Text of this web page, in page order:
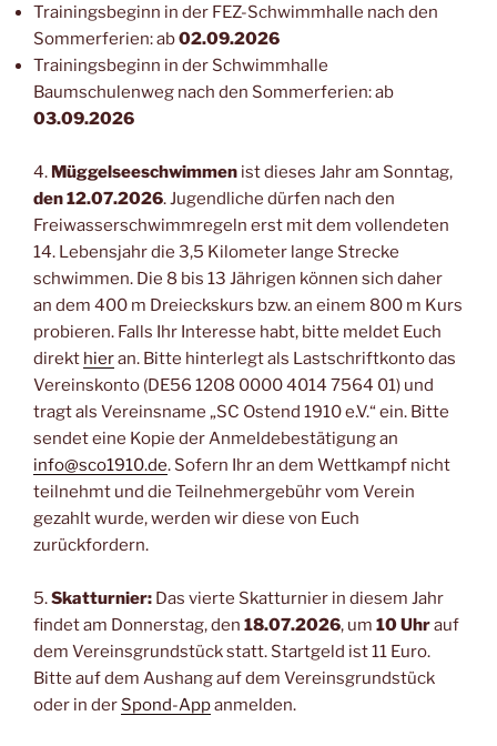
Trainingsbeginn in der FEZ-Schwimmhalle nach den
Sommerferien: ab02.09.2026
Trainingsbeginn in der Schwimmhalle
Baumschulenweg nach den Sommerferien: ab
03.09.2026
4. Müggelseeschwimmen ist dieses Jahr am Sonntag,
den12.07.2026. Jugendliche dürfen nach den
Freiwasserschwimmregeln erst mit dem vollendeten
14. Lebensjahr die 3,5 Kilometer lange Strecke
schwimmen. Die 8 bis 13 Jährigen können sich daher
an dem 400 m Dreieckskurs bzw. an einem 800 m Kurs
probieren. Falls Ihr Interesse habt, bitte meldet Euch
direkt hieran. Bitte hinterlegt als Lastschriftkonto das
Vereinskonto (DE56 1208 0000 4014 7564 01) und
tragt als Vereinsname „SC Ostend 1910 e.V.“ ein. Bitte
sendet eine Kopie der Anmeldebestätigung an
info@sco1910.de. Sofern Ihr an dem Wettkampf nicht
teilnehmt und die Teilnehmergebühr vom Verein
gezahlt wurde, werden wir diese von Euch
zurückfordern.
5.Skatturnier: Das vierte Skatturnier in diesem Jahr
findet am Donnerstag, den 18.07.2026, um 10 Uhrauf
dem Vereinsgrundstück statt. Startgeld ist 11 Euro.
Bitte auf dem Aushang auf dem Vereinsgrundstück
oder in der Spond-Appanmelden.